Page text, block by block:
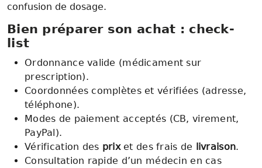
confusion de dosage.
Bien préparer son achat : check-
list
Ordonnance valide (médicament sur
prescription).
Coordonnées complètes et vérifiées (adresse,
téléphone).
Modes de paiement acceptés (CB, virement,
PayPal).
Vérification des prixet des frais de livraison.
Consultation rapide d’un médecin en cas